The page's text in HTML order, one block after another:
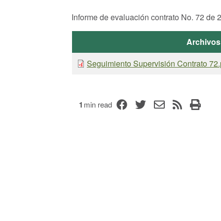
Informe de evaluación contrato No. 72 de
Seguimiento Supervisión Contrato
1 min read